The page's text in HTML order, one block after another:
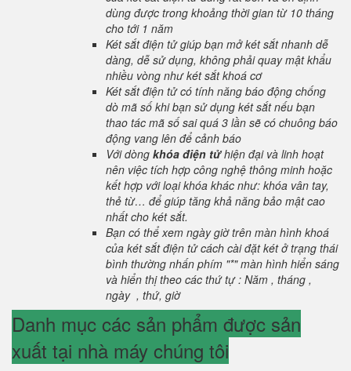
dùng được trong khoảng thời gian từ 10 tháng
cho tới 1 năm
Két sắt điện tử giúp bạn mở két sắt nhanh dễ
dàng, dễ sử dụng, không phải quay mật khẩu
nhiều vòng như két sắt khoá cơ
Két sắt điện tử có tính năng báo động chống
dò mã số khi bạn sử dụng két sắt nếu bạn
thao tác mã số sai quá 3 lần sẽ có chuông báo
động vang lên để cảnh báo
Với dòng khóa điện tửhiện đại và linh hoạt
nên việc tích hợp công nghệ thông minh hoặc
kết hợp với loại khóa khác như: khóa vân tay,
thẻ từ… để giúp tăng khả năng bảo mật cao
nhất cho két sắt.
Bạn có thể xem ngày giờ trên màn hình khoá
của két sắt điện tử cách cài đặt két ở trạng thái
bình thường nhấn phím "*" màn hình hiển sáng
và hiển thị theo các thứ tự : Năm , tháng ,
ngày , thứ, giờ
Danh mục các sản phẩm được sản
xuất tại nhà máy chúng tôi